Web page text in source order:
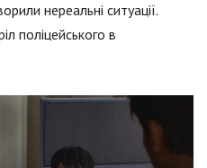
нереальні ситуації.
поліцейського в